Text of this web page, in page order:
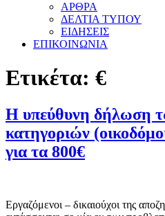
ΑΡΘΡΑ
ΔΕΛΤΙΑ ΤΥΠΟΥ
ΕΙΔΗΣΕΙΣ
ΕΠΙΚΟΙΝΩΝΙΑ
Ετικέτα: €
Η υπεύθυνη δήλωση
κατηγοριών
για τα 800€
Εργαζόμενοι – δικαιούχοι της